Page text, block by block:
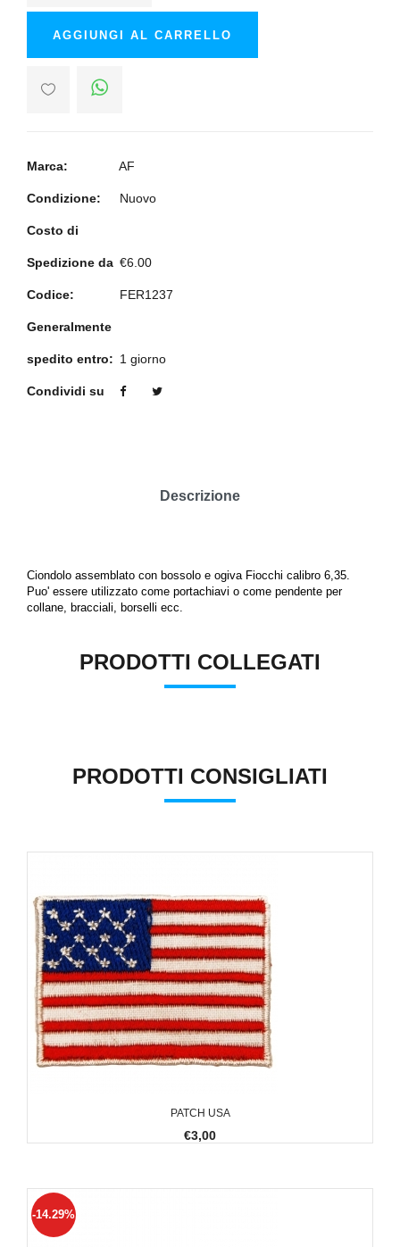
AGGIUNGI AL CARRELLO
Marca: AF
Condizione: Nuovo
Costo di
Spedizione da €6.00
Codice: FER1237
Generalmente
spedito entro: 1 giorno
Condividi su
Descrizione
Ciondolo assemblato con bossolo e ogiva Fiocchi calibro 6,35.
Puo' essere utilizzato come portachiavi o come pendente per
collane, bracciali, borselli ecc.
PRODOTTI COLLEGATI
PRODOTTI CONSIGLIATI
PATCH USA
€3,00
-14.29%